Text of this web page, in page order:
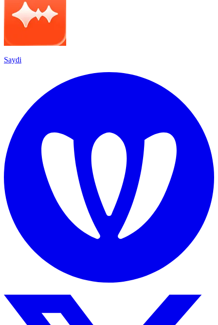
Saydi